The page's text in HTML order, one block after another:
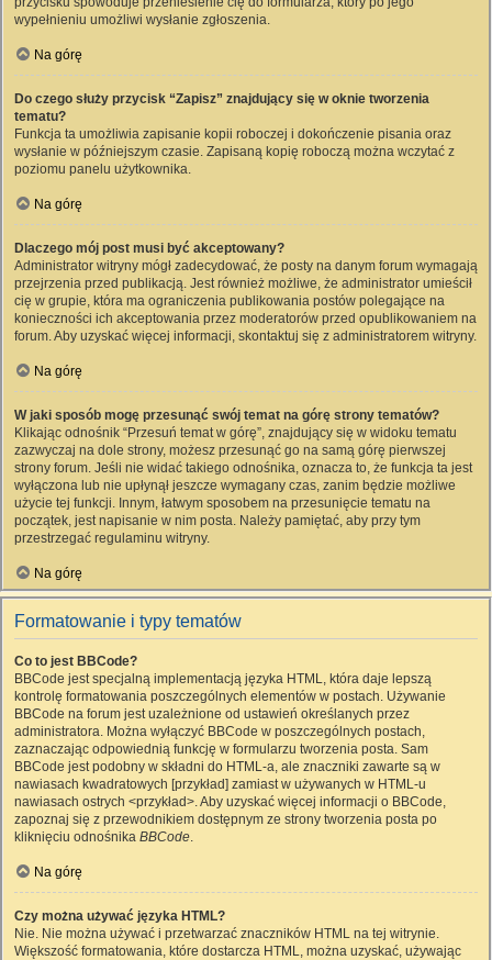
wypełnieniu umożliwi wysłanie zgłoszenia.
Na górę
Do czego służy przycisk “Zapisz” znajdujący się w oknie tworzenia
tematu?
Funkcja ta umożliwia zapisanie kopii roboczej i dokończenie pisania oraz
wysłanie w późniejszym czasie. Zapisaną kopię roboczą można wczytać z
poziomu panelu użytkownika.
Na górę
Dlaczego mój post musi być akceptowany?
Administrator witryny mógł zadecydować, że posty na danym forum wymagają
przejrzenia przed publikacją. Jest również możliwe, że administrator umieścił
cię w grupie, która ma ograniczenia publikowania postów polegające na
konieczności ich akceptowania przez moderatorów przed opublikowaniem na
forum. Aby uzyskać więcej informacji, skontaktuj się z administratorem witryny.
Na górę
W jaki sposób mogę przesunąć swój temat na górę strony tematów?
Klikając odnośnik “Przesuń temat w górę”, znajdujący się w widoku tematu
zazwyczaj na dole strony, możesz przesunąć go na samą górę pierwszej
strony forum. Jeśli nie widać takiego odnośnika, oznacza to, że funkcja ta jest
wyłączona lub nie upłynął jeszcze wymagany czas, zanim będzie możliwe
użycie tej funkcji. Innym, łatwym sposobem na przesunięcie tematu na
początek, jest napisanie w nim posta. Należy pamiętać, aby przy tym
przestrzegać regulaminu witryny.
Na górę
Formatowanie i typy tematów
Co to jest BBCode?
BBCode jest specjalną implementacją języka HTML, która daje lepszą
kontrolę formatowania poszczególnych elementów w postach. Używanie
BBCode na forum jest uzależnione od ustawień określanych przez
administratora. Można wyłączyć BBCode w poszczególnych postach,
zaznaczając odpowiednią funkcję w formularzu tworzenia posta. Sam
BBCode jest podobny w składni do HTML-a, ale znaczniki zawarte są w
nawiasach kwadratowych [przykład] zamiast w używanych w HTML-u
nawiasach ostrych <przykład>. Aby uzyskać więcej informacji o BBCode,
zapoznaj się z przewodnikiem dostępnym ze strony tworzenia posta po
kliknięciu odnośnika BBCode.
Na górę
Czy można używać języka HTML?
Nie. Nie można używać i przetwarzać znaczników HTML na tej witrynie.
Większość formatowania, które dostarcza HTML, można uzyskać, używając